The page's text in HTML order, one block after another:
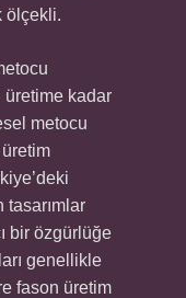
ölçekli.
üretime kadar
metocu
tasarımlar
bir özgürlüğe
genellikle
fason üretim